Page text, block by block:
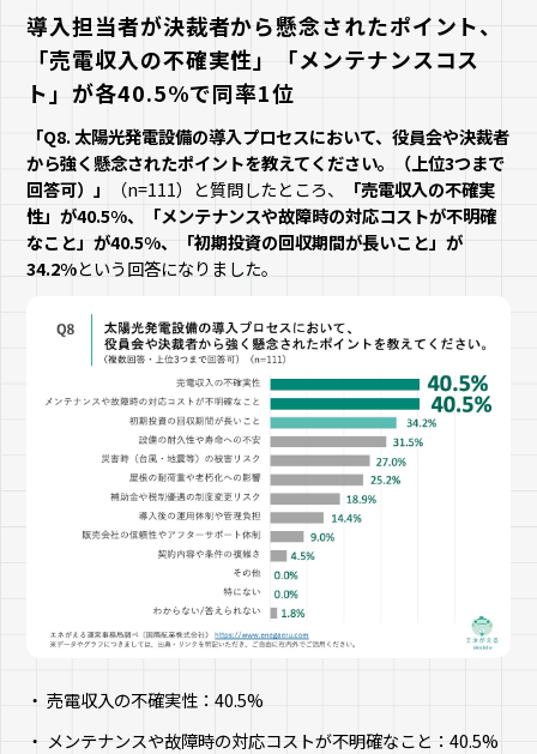
導入担当者が決裁者から懸念されたポイント、
「売電収入の不確実性」「メンテナンスコス
ト」が各40.5%で同率1位
「Q8. 太陽光発電設備の導入プロセスにおいて、役員会や決裁者
から強く懸念されたポイントを教えてください。（上位3つまで
回答可）」
（n=111）と質問したところ、
「売電収入の不確実
性」が40.5%、「メンテナンスや故障時の対応コストが不明確
なこと」が40.5%、「初期投資の回収期間が長いこと」が
34.2%という回答になりました。
売電収入の不確実性：40.5%
メンテナンスや故障時の対応コストが不明確なこと：40.5%